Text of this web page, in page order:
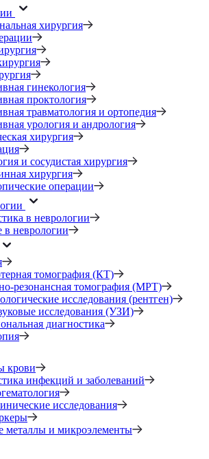
хирургия
гинекология
проктология
травматология и ортопедия
урология и андрология
хирургия
и сосудистая хирургия
хирургия
операции
в неврологии
в неврологии
томография (КТ)
резонансная томография (МРТ)
исследования (рентген)
исследования (УЗИ)
диагностика
крови
инфекций и заболеваний
исследования
металлы и микроэлементы